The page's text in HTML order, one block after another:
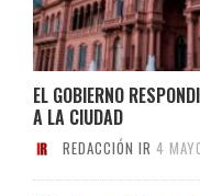
EL GOBIERNO
A LA CIUDAD
REDACCIÓN IR 4